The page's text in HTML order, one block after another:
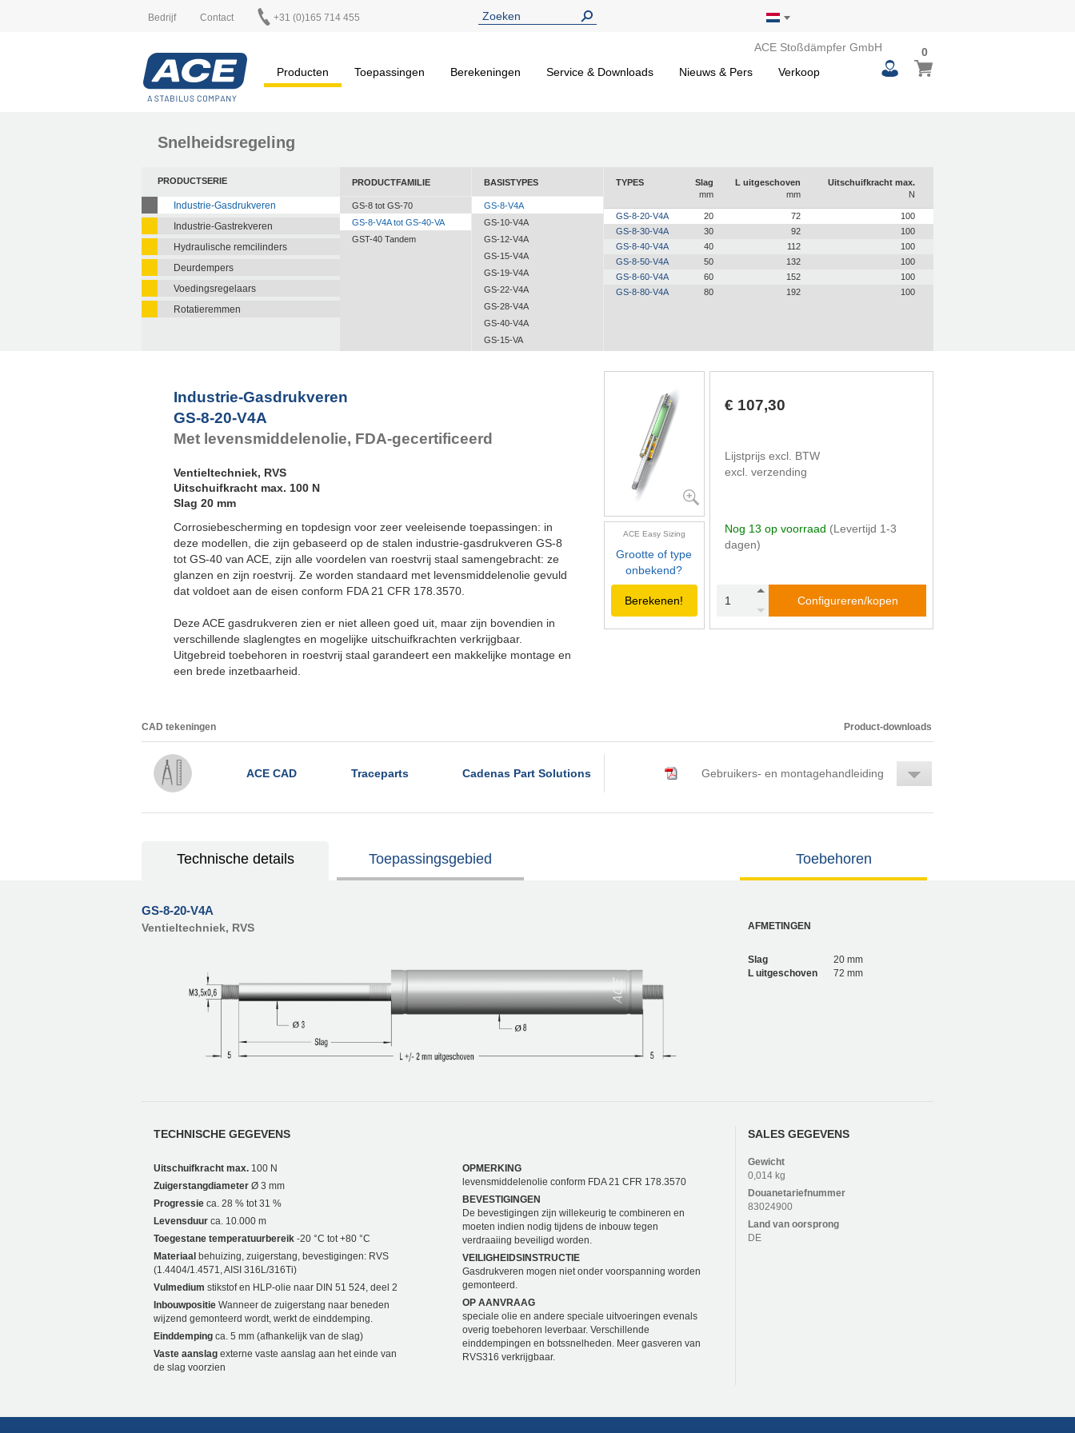
Bedrijf Contact +31 (0)165 714 455
ACE Stoßdämpfer GmbH
Producten
Toepassingen Berekeningen Service & Downloads Nieuws & Pers Verkoop
Winkelwagen
00
items
Snelheidsregeling
PRODUCTSERIE
Industrie-Gasdrukveren
Industrie-Gastrekveren
Hydraulische remcilinders
Deurdempers
Voedingsregelaars
Rotatieremmen
PRODUCTFAMILIE
GS-8 tot GS-70
GS-8-V4A tot GS-40-VA
GST-40 Tandem
BASISTYPES
GS-8-V4A
GS-10-V4A
GS-12-V4A
GS-15-V4A
GS-19-V4A
GS-22-V4A
GS-28-V4A
GS-40-V4A
GS-15-VA
TYPES
Slag
mm
L uitgeschoven
mm
Uitschuifkracht max.
N
GS-8-20-V4A 20 72
100
GS-8-30-V4A
30 92
100
GS-8-40-V4A
40 112
100
GS-8-50-V4A
50 132
100
GS-8-60-V4A
60 152
100
GS-8-80-V4A
80 192 100
Industrie-Gasdrukveren
GS-8-20-V4A
Met levensmiddelenolie, FDA-gecertificeerd
Ventieltechniek, RVS
Uitschuifkracht max. 100 N
Slag 20 mm
Corrosiebescherming en topdesign voor zeer veeleisende toepassingen: in
deze modellen, die zijn gebaseerd op de stalen industrie-gasdrukveren GS-8
tot GS-40 van ACE, zijn alle voordelen van roestvrij staal samengebracht: ze
glanzen en zijn roestvrij. Ze worden standaard met levensmiddelenolie gevuld
dat voldoet aan de eisen conform FDA 21 CFR 178.3570.
Deze ACE gasdrukveren zien er niet alleen goed uit, maar zijn bovendien in
verschillende slaglengtes en mogelijke uitschuifkrachten verkrijgbaar.
Uitgebreid toebehoren in roestvrij staal garandeert een makkelijke montage en
een brede inzetbaarheid.
ACE Easy Sizing
Grootte of type
onbekend?
Berekenen!
€ 107,30
Lijstprijs excl. BTW
excl. verzending
Nog 13 op voorraad (Levertijd 1-3
dagen)
Configureren/kopen
CAD tekeningen Product-downloads
ACE CAD Traceparts Cadenas Part Solutions Gebruikers- en montagehandleiding
Technische details Toepassingsgebied Toebehoren
GS-8-20-V4A
Ventieltechniek, RVS AFMETINGEN
Slag
20 mm
L uitgeschoven
72 mm
TECHNISCHE GEGEVENS
Uitschuifkracht max. 100 N
Zuigerstangdiameter Ø 3 mm
Progressie ca. 28 % tot 31 %
Levensduur ca. 10.000 m
Toegestane temperatuurbereik -20 °C tot +80 °C
Materiaal behuizing, zuigerstang, bevestigingen: RVS
(1.4404/1.4571, AISI 316L/316Ti)
Vulmedium stikstof en HLP-olie naar DIN 51 524, deel 2
Inbouwpositie Wanneer de zuigerstang naar beneden
wijzend gemonteerd wordt, werkt de einddemping.
Einddemping ca. 5 mm (afhankelijk van de slag)
Vaste aanslag externe vaste aanslag aan het einde van
de slag voorzien
OPMERKING
levensmiddelenolie conform FDA 21 CFR 178.3570
BEVESTIGINGEN
De bevestigingen zijn willekeurig te combineren en
moeten indien nodig tijdens de inbouw tegen
verdraaiing beveiligd worden.
VEILIGHEIDSINSTRUCTIE
Gasdrukveren mogen niet onder voorspanning worden
gemonteerd.
OP AANVRAAG
speciale olie en andere speciale uitvoeringen evenals
overig toebehoren leverbaar. Verschillende
einddempingen en botssnelheden. Meer gasveren van
RVS316 verkrijgbaar.
SALES GEGEVENS
Gewicht
0,014 kg
Douanetariefnummer
83024900
Land van oorsprong
DE